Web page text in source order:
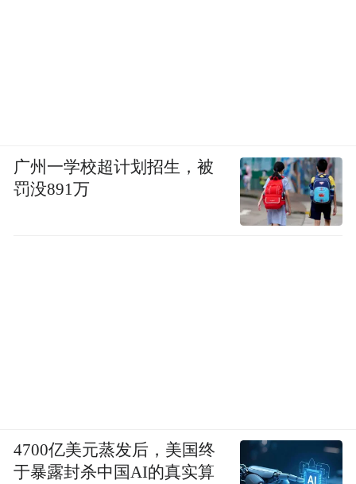
广州一学校超计划招生，被
罚没891万
4700亿美元蒸发后，美国终
于暴露封杀中国AI的真实算